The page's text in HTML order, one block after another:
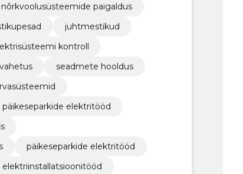
nõrkvoolusüsteemide paigaldus
juhtmestikud
kontroll
seadmete hooldus
päikeseparkide elektritööd
päikeseparkide elektritööd
elektriinstallatsioonitööd